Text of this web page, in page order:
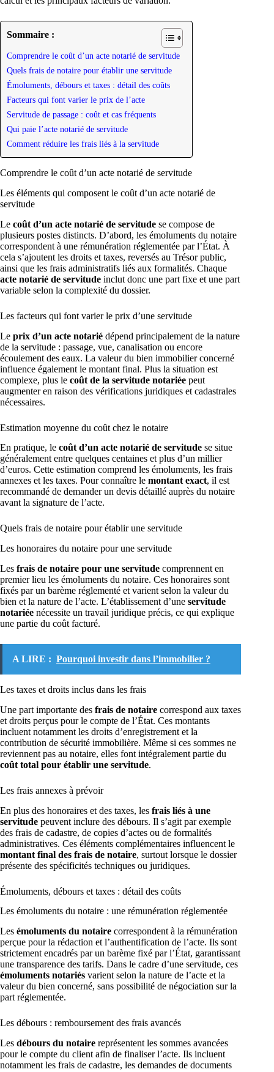
Sommaire :
Comprendre le coût d’un acte notarié de servitude
Quels frais de notaire pour établir une servitude
Émoluments, débours et taxes : détail des coûts
Facteurs qui font varier le prix de l’acte
Servitude de passage : coût et cas fréquents
Qui paie l’acte notarié de servitude
Comment réduire les frais liés à la servitude
Comprendre le coût d’un acte notarié de servitude
Les éléments qui composent le coût d’un acte notarié de
servitude
Le coût d’un acte notarié de servitude se compose de
plusieurs postes distincts. D’abord, les émoluments du notaire
correspondent à une rémunération réglementée par l’État. À
cela s’ajoutent les droits et taxes, reversés au Trésor public,
ainsi que les frais administratifs liés aux formalités. Chaque
acte notarié de servitude inclut donc une part fixe et une part
variable selon la complexité du dossier.
Les facteurs qui font varier le prix d’une servitude
Le prix d’un acte notarié dépend principalement de la nature
de la servitude : passage, vue, canalisation ou encore
écoulement des eaux. La valeur du bien immobilier concerné
influence également le montant final. Plus la situation est
complexe, plus le coût de la servitude notariée peut
augmenter en raison des vérifications juridiques et cadastrales
nécessaires.
Estimation moyenne du coût chez le notaire
En pratique, le coût d’un acte notarié de servitude se situe
généralement entre quelques centaines et plus d’un millier
d’euros. Cette estimation comprend les émoluments, les frais
annexes et les taxes. Pour connaître le montant exact, il est
recommandé de demander un devis détaillé auprès du notaire
avant la signature de l’acte.
Quels frais de notaire pour établir une servitude
Les honoraires du notaire pour une servitude
Les frais de notaire pour une servitude comprennent en
premier lieu les émoluments du notaire. Ces honoraires sont
fixés par un barème réglementé et varient selon la valeur du
bien et la nature de l’acte. L’établissement d’une servitude
notariée nécessite un travail juridique précis, ce qui explique
une partie du coût facturé.
A LIRE : Pourquoi investir dans l’immobilier ?
Les taxes et droits inclus dans les frais
Une part importante des frais de notaire correspond aux taxes
et droits perçus pour le compte de l’État. Ces montants
incluent notamment les droits d’enregistrement et la
contribution de sécurité immobilière. Même si ces sommes ne
reviennent pas au notaire, elles font intégralement partie du
coût total pour établir une servitude.
Les frais annexes à prévoir
En plus des honoraires et des taxes, les frais liés à une
servitude peuvent inclure des débours. Il s’agit par exemple
des frais de cadastre, de copies d’actes ou de formalités
administratives. Ces éléments complémentaires influencent le
montant final des frais de notaire, surtout lorsque le dossier
présente des spécificités techniques ou juridiques.
Émoluments, débours et taxes : détail des coûts
Les émoluments du notaire : une rémunération réglementée
Les émoluments du notaire correspondent à la rémunération
perçue pour la rédaction et l’authentification de l’acte. Ils sont
strictement encadrés par un barème fixé par l’État, garantissant
une transparence des tarifs. Dans le cadre d’une servitude, ces
émoluments notariés varient selon la nature de l’acte et la
valeur du bien concerné, sans possibilité de négociation sur la
part réglementée.
Les débours : remboursement des frais avancés
Les débours du notaire représentent les sommes avancées
pour le compte du client afin de finaliser l’acte. Ils incluent
notamment les frais de cadastre, les demandes de documents